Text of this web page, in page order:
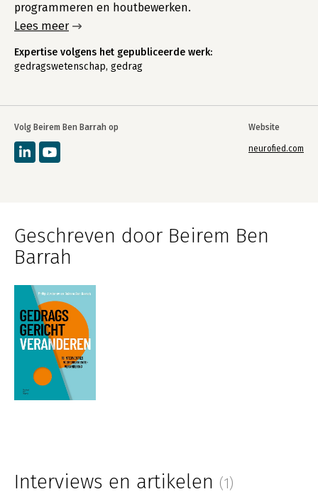
Volg Beirem Ben Barrah op Website
neurofied.com
programmeren en houtbewerken.
Lees meer
Expertise volgens het gepubliceerde werk:
gedragswetenschap, gedrag
Geschreven door Beirem Ben
Barrah
Interviews en artikelen (1)